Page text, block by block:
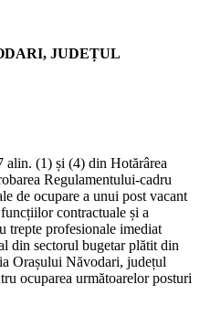
JUDEȚUL
alin. (1) și (4) din Hotărârea
Regulamentului-cadru
de ocupare a unui post vacant
contractuale și a
trepte profesionale imediat
din sectorul bugetar plătit din
Orașului Năvodari, județul
ocuparea următoarelor posturi